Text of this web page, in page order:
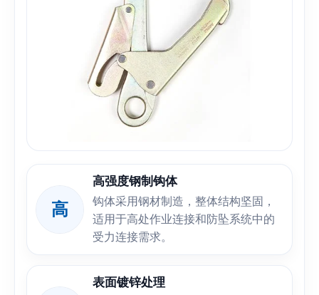
高
高强度钢制钩体
钩体采用钢材制造，整体结构坚固，
适用于高处作业连接和防坠系统中的
受力连接需求。
表面镀锌处理